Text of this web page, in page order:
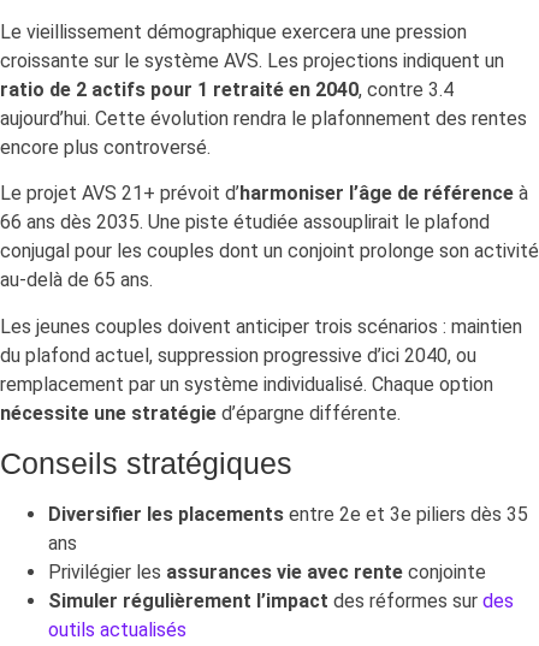
Le vieillissement démographique exercera une pression
croissante sur le système AVS. Les projections indiquent un
ratio de 2 actifs pour 1 retraité en 2040, contre 3.4
aujourd’hui. Cette évolution rendra le plafonnement des rentes
encore plus controversé.
Le projet AVS 21+ prévoit d’harmoniser l’âge de référence à
66 ans dès 2035. Une piste étudiée assouplirait le plafond
conjugal pour les couples dont un conjoint prolonge son activité
au-delà de 65 ans.
Les jeunes couples doivent anticiper trois scénarios : maintien
du plafond actuel, suppression progressive d’ici 2040, ou
remplacement par un système individualisé. Chaque option
nécessite une stratégie d’épargne différente.
Conseils stratégiques
Diversifier les placements entre 2e et 3e piliers dès 35
ans
Privilégier les assurances vie avec rente conjointe
Simuler régulièrement l’impact des réformes sur des
outils actualisés